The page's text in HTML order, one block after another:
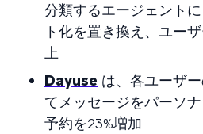
分類するエージェント
ト化を置き換え、ユー
上
Dayuse は、各ユーザ
てメッセージをパーソ
予約を23%増加